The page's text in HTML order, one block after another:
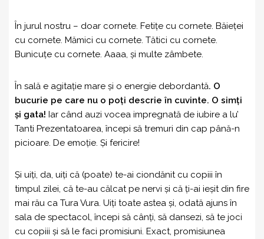
În jurul nostru – doar cornete. Fetițe cu cornete. Băieței
cu cornete. Mămici cu cornete. Tătici cu cornete.
Bunicuțe cu cornete. Aaaa, și multe zâmbete.
În sală e agitație mare și o energie debordantă. O
bucurie pe care nu o poți descrie în cuvinte. O simți
și gata! Iar când auzi vocea impregnată de iubire a lu’
Tanti Prezentatoarea, începi să tremuri din cap până-n
picioare. De emoție. Și fericire!
Și uiți, da, uiți că (poate) te-ai ciondănit cu copiii în
timpul zilei, că te-au călcat pe nervi și că ți-ai ieșit din fire
mai rău ca Tura Vura. Uiți toate astea și, odată ajuns în
sala de spectacol, începi să cânți, să dansezi, să te joci
cu copiii și să le faci promisiuni. Exact, promisiunea